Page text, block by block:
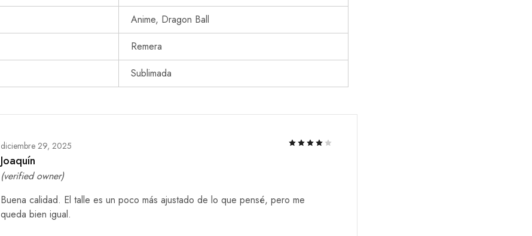
Anime, Dragon Ball
Remera
Sublimada
diciembre 29, 2025
Joaquín
(verified owner)
Buena calidad. El talle es un poco más ajustado de lo que pensé, pero me
queda bien igual.